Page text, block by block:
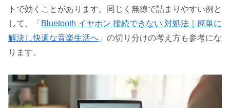
トで効くことがあります。同じく無線で詰まりやすい例と
して、「 Bluetooth イヤホン 接続できない 対処法｜簡単に
解決し快適な音楽生活へ 」の切り分けの考え方も参考にな
ります。